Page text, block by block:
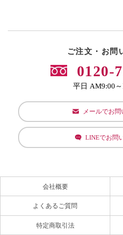
ご注文・お問
0120-
平日 AM9:00～
メールでお
LINEでお問
会社概要
よくあるご質問
特定商取引法